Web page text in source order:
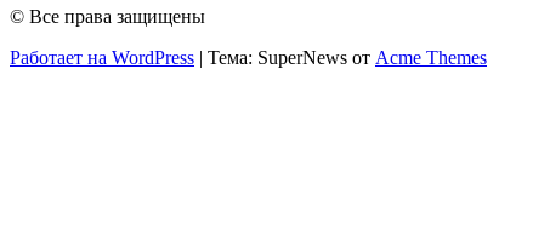
© Все права защищены
Работает на WordPress
Тема: SuperNews от Acme Themes